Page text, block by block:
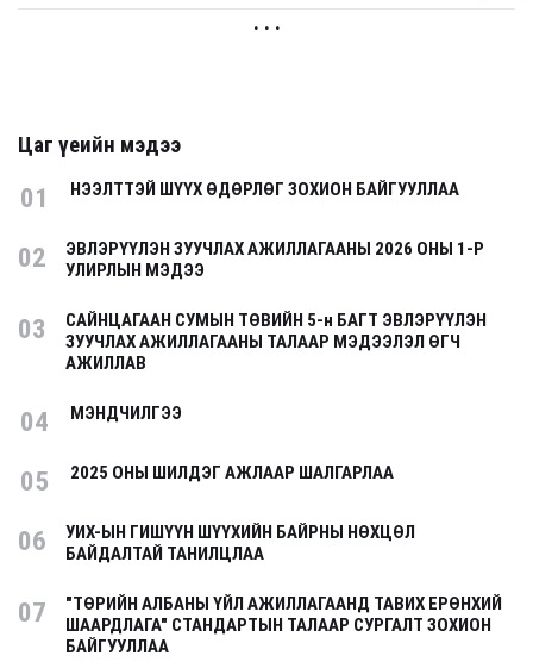
. . .
Цаг үеийн мэдээ
01 НЭЭЛТТЭЙ ШҮҮХ ӨДӨРЛӨГ ЗОХИОН БАЙГУУЛЛАА
02
ЭВЛЭРҮҮЛЭН ЗУУЧЛАХ АЖИЛЛАГААНЫ 2026 ОНЫ 1-Р
УЛИРЛЫН МЭДЭЭ
03
САЙНЦАГААН СУМЫН ТӨВИЙН 5-н БАГТ ЭВЛЭРҮҮЛЭН
ЗУУЧЛАХ АЖИЛЛАГААНЫ ТАЛААР МЭДЭЭЛЭЛ ӨГЧ
АЖИЛЛАВ
04 МЭНДЧИЛГЭЭ
05 2025 ОНЫ ШИЛДЭГ АЖЛААР ШАЛГАРЛАА
06
УИХ-ЫН ГИШҮҮН ШҮҮХИЙН БАЙРНЫ НӨХЦӨЛ
БАЙДАЛТАЙ ТАНИЛЦЛАА
07
"ТӨРИЙН АЛБАНЫ ҮЙЛ АЖИЛЛАГААНД ТАВИХ ЕРӨНХИЙ
ШААРДЛАГА" СТАНДАРТЫН ТАЛААР СУРГАЛТ ЗОХИОН
БАЙГУУЛЛАА